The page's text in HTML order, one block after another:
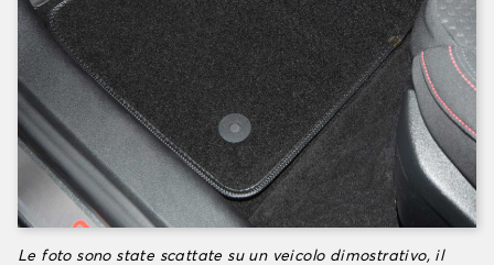
Le foto sono state scattate su un veicolo dimostrativo, il